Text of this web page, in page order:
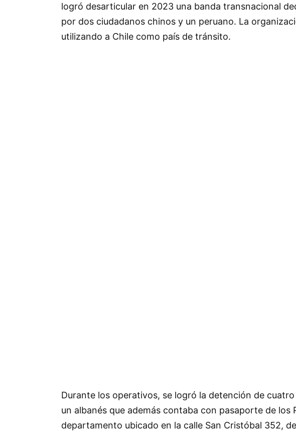
logró desarticular en 2023 una banda transnacional
por dos ciudadanos chinos y un peruano. La
utilizando a Chile como país de tránsito.
Durante los operativos, se logró la detención de
un albanés que además contaba con pasaporte de
departamento ubicado en la calle San Cristóbal 352,